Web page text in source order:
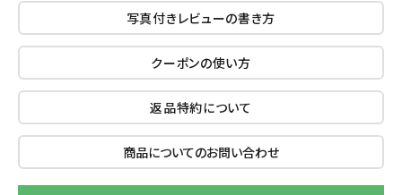
写真付きレビューの書き方
クーポンの使い方
返品特約について
商品についてのお問い合わせ